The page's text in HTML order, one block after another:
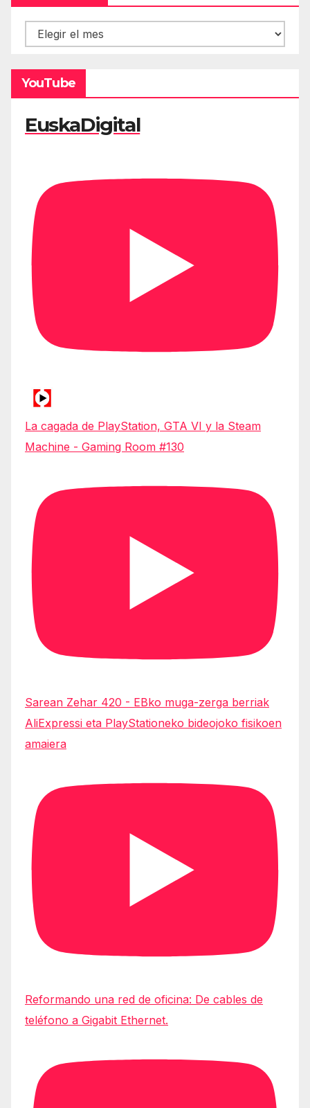
Hemeroteca
YouTube
EuskaDigital
La cagada de PlayStation, GTA VI y la Steam
Machine - Gaming Room #130
Sarean Zehar 420 - EBko muga-zerga berriak
AliExpressi eta PlayStationeko bideojoko fisikoen
amaiera
Reformando una red de oficina: De cables de
teléfono a Gigabit Ethernet.